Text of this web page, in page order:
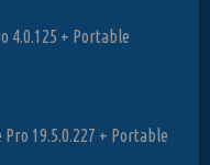
4.0.125 + Portable
Pro 19.5.0.227 + Portable